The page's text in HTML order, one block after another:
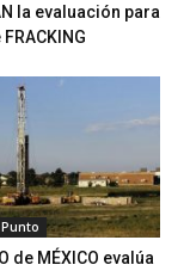
la evaluación para
de MÉXICO evalúa